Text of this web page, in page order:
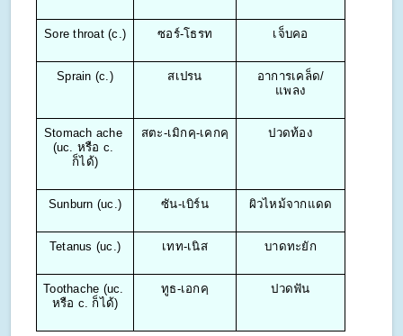
Sore throat (c.) ซอร์-โธรท เจ็บคอ
Sprain (c.) สเปรน
อาการเคล็ด/
แพลง
Stomach ache
(uc. หรือ c.
ก็ได้)
สตะ-เมิกคฺ-เคกคฺ ปวดท้อง
Sunburn (uc.) ซัน-เบิร์น ผิวไหม้จากแดด
Tetanus (uc.) เทท-เนิส บาดทะยัก
Toothache (uc.
หรือ c. ก็ได้)
ทูธ-เอกคฺ ปวดฟัน